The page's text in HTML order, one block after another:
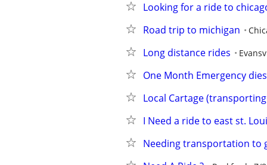
Looking for a ride to
Road trip to michigan
Long distance rides
One Month Emergency
Local Cartage
I Need a ride to east st.
Needing transportation to